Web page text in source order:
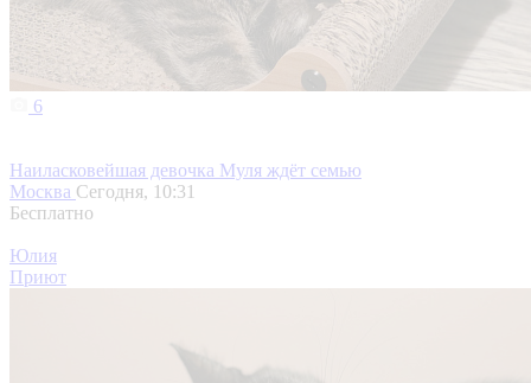
6
Наиласковейшая девочка Муля ждёт семью
Москва Сегодня, 10:31
Бесплатно
Юлия
Приют